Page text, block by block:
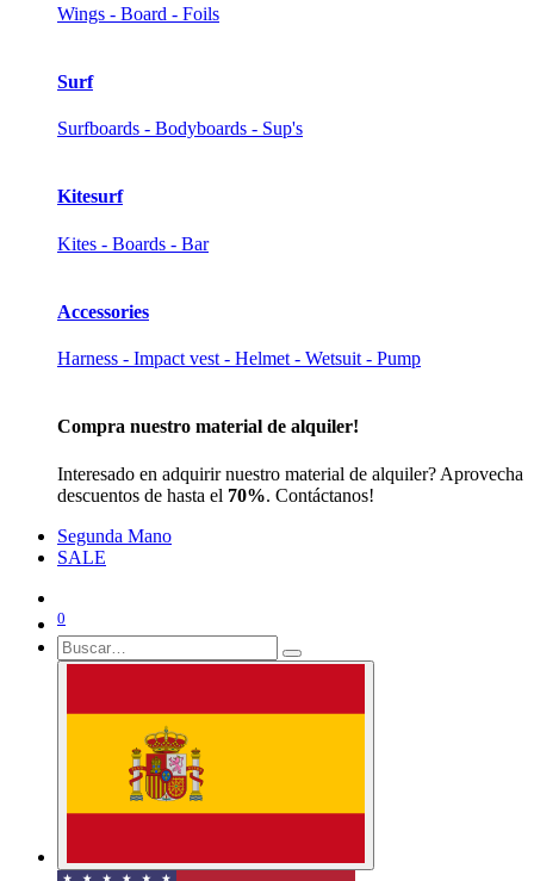
Wings - Board - Foils
Surf
Surfboards - Bodyboards - Sup's
Kitesurf
Kites - Boards - Bar
Accessories
Harness - Impact vest - Helmet - Wetsuit - Pump
Compra nuestro material de alquiler!
Interesado en adquirir nuestro material de alquiler? Aprovecha
descuentos de hasta el 70%. Contáctanos!
Segunda Mano
SALE
0